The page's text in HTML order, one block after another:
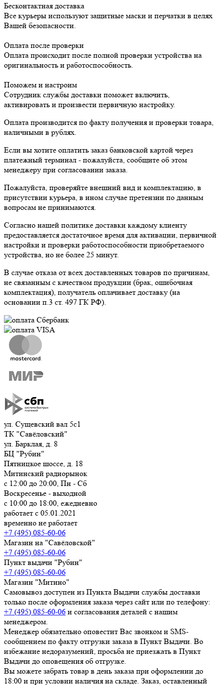
Бесконтактная доставка
Все курьеры используют защитные маски и перчатки в целях
Вашей безопасности.
Оплата после проверки
Оплата происходит после полной проверки устройства на
оригинальность и работоспособность.
Поможем и настроим
Сотрудник службы доставки поможет включить,
активировать и произвести первичную настройку.
Оплата производится по факту получения и проверки товара,
наличными в рублях.
Если вы хотите оплатить заказ банковской картой через
платежный терминал - пожалуйста, сообщите об этом
менеджеру при согласовании заказа.
Пожалуйста, проверяйте внешний вид и комплектацию, в
присутствии курьера, в ином случае претензии по данным
вопросам не принимаются.
Согласно нашей политике доставки каждому клиенту
предоставляется достаточное время для активации, первичной
настройки и проверки работоспособности приобретаемого
устройства, но не более 25 минут.
В случае отказа от всех доставленных товаров по причинам,
не связанным с качеством продукции (брак, ошибочная
комплектация), получатель оплачивает доставку (на
основании п.3 ст. 497 ГК РФ).
ул. Сущевский вал 5с1
ТК "Савёловский"
ул. Барклая, д. 8
БЦ "Рубин"
Пятницкое шоссе, д. 18
Митинский радиорынок
с 12:00 до 20:00, Пн - Сб
Воскресенье - выходной
с 10:00 до 18:00, ежедневно
работает с 05.01.2021
временно не работает
+7 (495) 085-60-06
Магазин на "Савёловской"
+7 (495) 085-60-06
Пункт выдачи "Рубин"
+7 (495) 085-60-06
Магазин "Митино"
Самовывоз доступен из Пункта Выдачи службы доставки
только после оформления заказа через сайт или по телефону:
+7 (495) 085-60-06 и согласования деталей с нашим
менеджером.
Менеджер обязательно оповестит Вас звонком и SMS-
сообщением по факту отгрузки заказа в Пункт Выдачи. Во
избежание недоразумений, просьба не приезжать в Пункт
Выдачи до оповещения об отгрузке
Вы можете забрать товар в день заказа при оформлении до
18:00 и при условии наличия на складе. Заказ, оставленный